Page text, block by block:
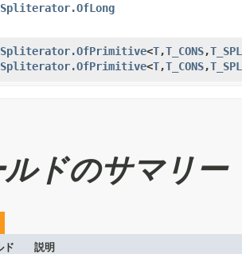
Spliterator.OfLong
Spliterator.OfPrimitive<T,​T_CONS,​
Spliterator.OfPrimitive<T,​T_CONS,​
ルドのサマリー
ド 説明